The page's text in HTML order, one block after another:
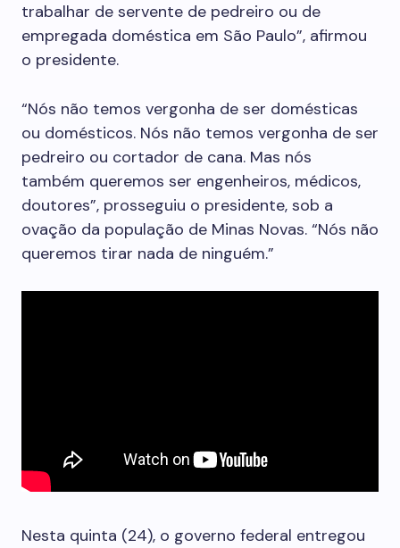
trabalhar de servente de pedreiro ou de
empregada doméstica em São Paulo”, afirmou
o presidente.
“Nós não temos vergonha de ser domésticas
ou domésticos. Nós não temos vergonha de ser
pedreiro ou cortador de cana. Mas nós
também queremos ser engenheiros, médicos,
doutores”, prosseguiu o presidente, sob a
ovação da população de Minas Novas. “Nós não
queremos tirar nada de ninguém.”
Nesta quinta (24), o governo federal entregou